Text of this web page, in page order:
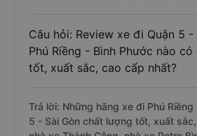
Câu hỏi: Review xe đi Quận 5
Phú Riềng - Bình Phước nào
tốt, xuất sắc, cao cấp nhất?
Trả lời: Những hãng xe đi Phú
5 - Sài Gòn chất lượng tốt, xuất